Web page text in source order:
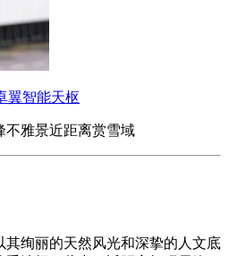
翼智能天枢
不雅景近距离赏雪域
绚丽的天然风光和深挚的人文底